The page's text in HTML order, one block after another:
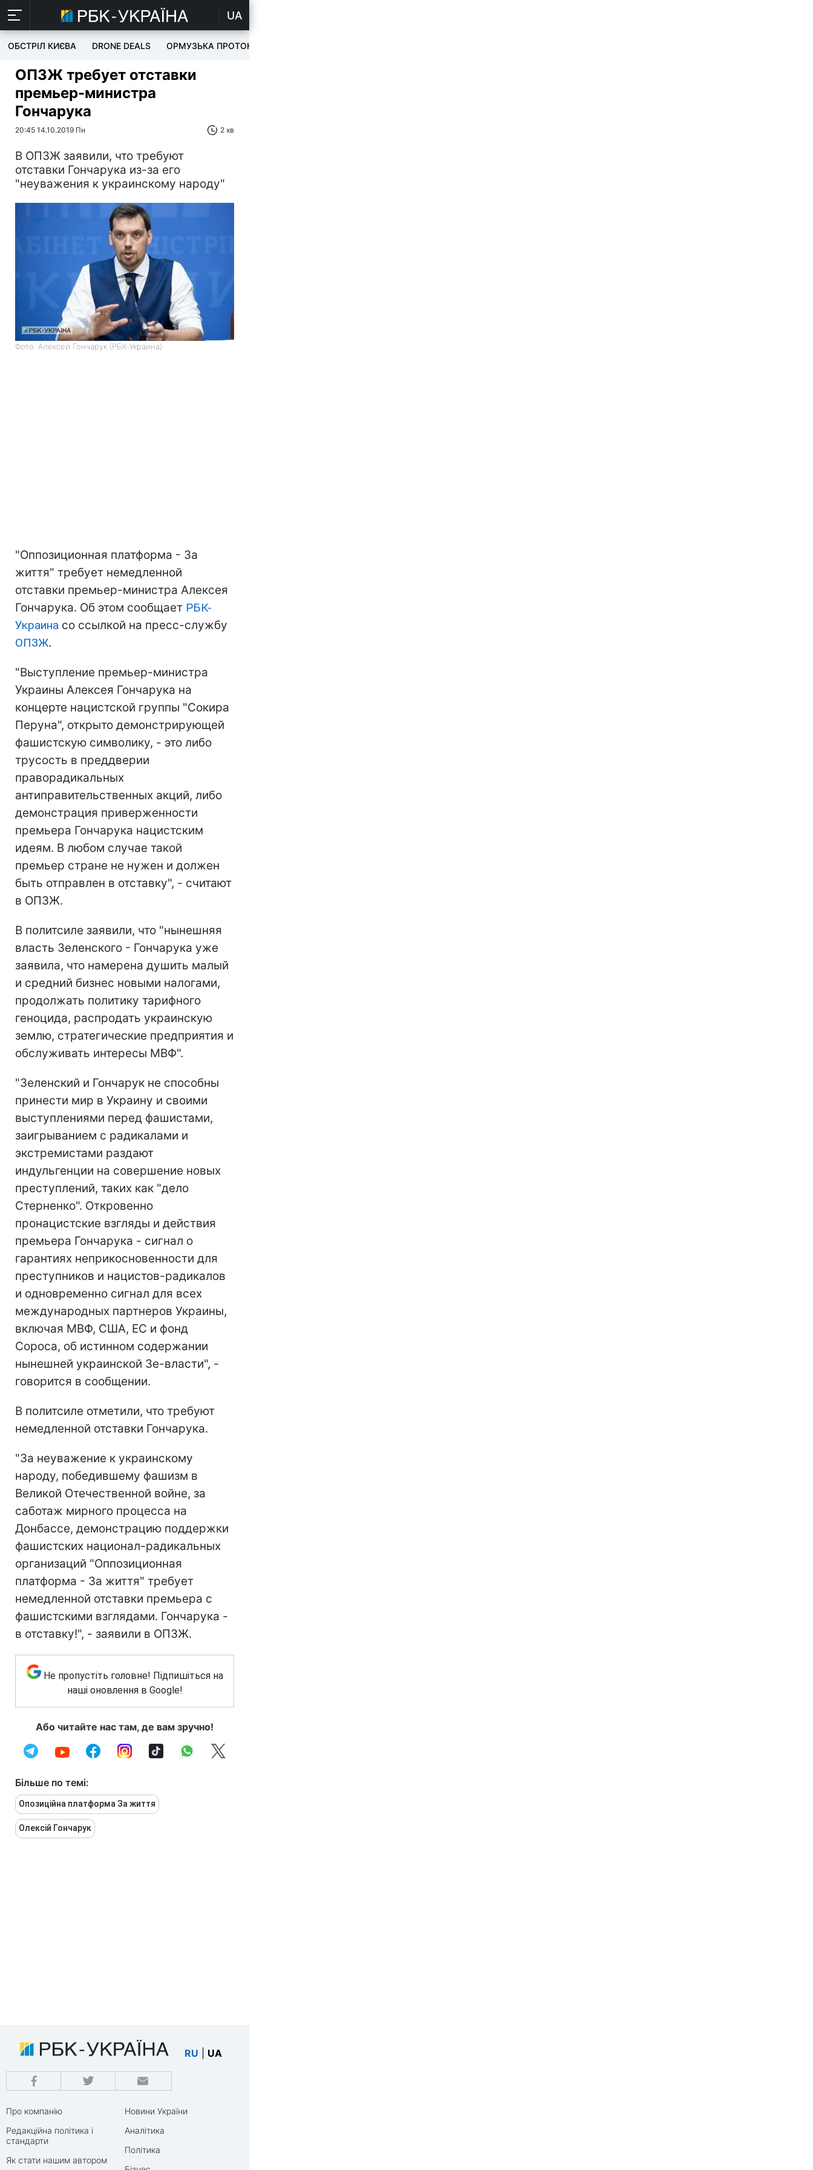
UA
ОБСТРІЛ КИЄВА DRONE DEALS ОРМУЗЬКА ПРОТОКА
ОПЗЖ требует отставки
премьер-министра
Гончарука
20:45 14.10.2019 Пн 2 хв
В ОПЗЖ заявили, что требуют
отставки Гончарука из-за его
"неуважения к украинскому народу"
Фото: Алексей Гончарук (РБК-Украина)
"Оппозиционная платформа - За
життя" требует немедленной
отставки премьер-министра Алексея
Гончарука. Об этом сообщает РБК-
Украина со ссылкой на пресс-службу
ОПЗЖ.
"Выступление премьер-министра
Украины Алексея Гончарука на
концерте нацистской группы "Сокира
Перуна", открыто демонстрирующей
фашистскую символику, - это либо
трусость в преддверии
праворадикальных
антиправительственных акций, либо
демонстрация приверженности
премьера Гончарука нацистским
идеям. В любом случае такой
премьер стране не нужен и должен
быть отправлен в отставку", - считают
в ОПЗЖ.
В политсиле заявили, что "нынешняя
власть Зеленского - Гончарука уже
заявила, что намерена душить малый
и средний бизнес новыми налогами,
продолжать политику тарифного
геноцида, распродать украинскую
землю, стратегические предприятия и
обслуживать интересы МВФ".
"Зеленский и Гончарук не способны
принести мир в Украину и своими
выступлениями перед фашистами,
заигрыванием с радикалами и
экстремистами раздают
индульгенции на совершение новых
преступлений, таких как "дело
Стерненко". Откровенно
пронацистские взгляды и действия
премьера Гончарука - сигнал о
гарантиях неприкосновенности для
преступников и нацистов-радикалов
и одновременно сигнал для всех
международных партнеров Украины,
включая МВФ, США, ЕС и фонд
Сороса, об истинном содержании
нынешней украинской Зе-власти", -
говорится в сообщении.
В политсиле отметили, что требуют
немедленной отставки Гончарука.
"За неуважение к украинскому
народу, победившему фашизм в
Великой Отечественной войне, за
саботаж мирного процесса на
Донбассе, демонстрацию поддержки
фашистских национал-радикальных
организаций "Оппозиционная
платформа - За життя" требует
немедленной отставки премьера с
фашистскими взглядами. Гончарука -
в отставку!", - заявили в ОПЗЖ.
Не пропустіть головне! Підпишіться на
наші оновлення в Google!
Або читайте нас там, де вам зручно!
Більше по темі:
Опозиційна платформа За життя
Олексій Гончарук
RU UA
Про компанію
Редакційна політика і
стандарти
Як стати нашим автором
Новини України
Аналітика
Політика